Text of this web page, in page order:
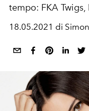
tempo: FKA
18.05.2021 di